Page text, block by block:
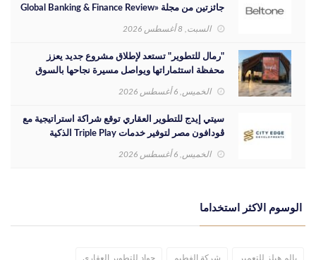
جائزتين من مجلة «Global Banking & Finance Review
السبت, 8 أغسطس 2026
"رمال للتطوير" تستعد لإطلاق مشروع جديد يعزز
محفظة استثماراتها ويواصل مسيرة نجاحها بالسوق
الخميس, 6 أغسطس 2026
سيتي إيدج للتطوير العقاري توقع شراكة استراتيجية مع
ڤودافون مصر لتوفير خدمات Triple Play الذكية
بمشروع داون تاون بمدينة العلمين الجديدة
الخميس, 6 أغسطس 2026
الوسوم الاكثر استخداما
بالم هيلز للتعمير شركة الفطيم جواد للتطوير العقاري